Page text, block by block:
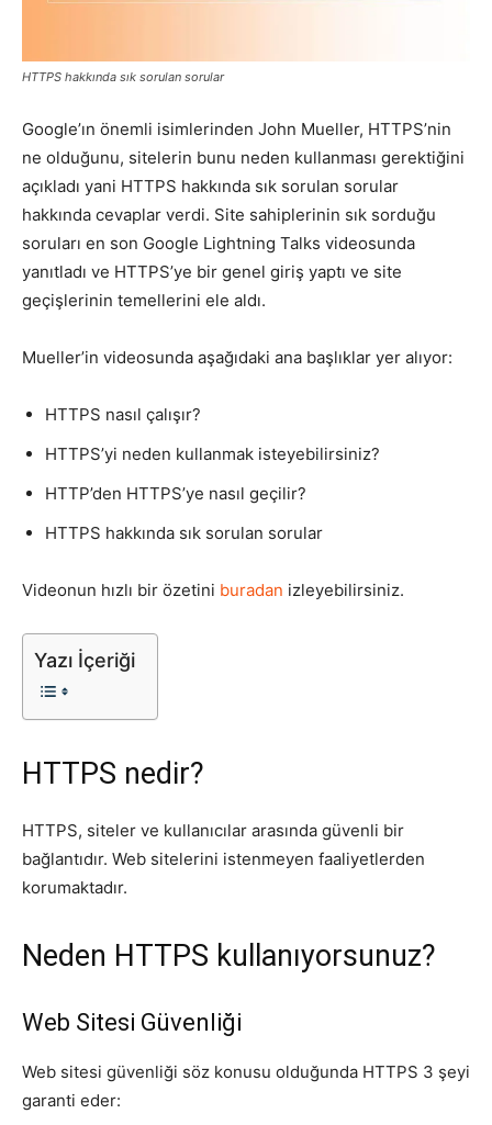
–
SEO,
Tasarım,
HTTPS hakkında sık sorulan sorular
Google’ın önemli isimlerinden John Mueller, HTTPS’nin
ne olduğunu, sitelerin bunu neden kullanması gerektiğini
açıkladı yani HTTPS hakkında sık sorulan sorular
hakkında cevaplar verdi. Site sahiplerinin sık sorduğu
soruları en son Google Lightning Talks videosunda
yanıtladı ve HTTPS’ye bir genel giriş yaptı ve site
geçişlerinin temellerini ele aldı.
Mueller’in videosunda aşağıdaki ana başlıklar yer alıyor:
HTTPS nasıl çalışır?
HTTPS’yi neden kullanmak isteyebilirsiniz?
HTTP’den HTTPS’ye nasıl geçilir?
HTTPS hakkında sık sorulan sorular
Videonun hızlı bir özetini buradan izleyebilirsiniz.
Yazı İçeriği
HTTPS nedir?
HTTPS, siteler ve kullanıcılar arasında güvenli bir
bağlantıdır. Web sitelerini istenmeyen faaliyetlerden
korumaktadır.
Neden HTTPS kullanıyorsunuz?
Web Sitesi Güvenliği
Web sitesi güvenliği söz konusu olduğunda HTTPS 3 şeyi
garanti eder: